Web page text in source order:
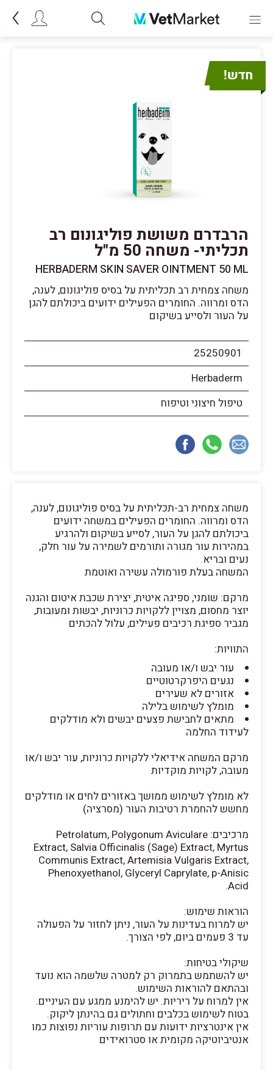
הרבדרם משושת פוליגונום רב
תכליתי- משחה 50 מ"ל
HERBADERM SKIN SAVER OINTMENT 50 ML
משחה צמחית רב תכליתית על בסיס פוליגונום, לענה,
הדס ומרווה. החומרים הפעילים ידועים ביכולתם להגן
על העור ולסייע בשיקום
25250901
Herbaderm
טיפול חיצוני וטיפוח
משחה צמחית רב-תכליתית על בסיס פוליגונום, לענה,
הדס ומרווה. החומרים הפעילים במשחה ידועים
ביכולתם להגן על העור, לסייע בשיקום ולהרגיע
במהירות עור מגורה ותורמים לשמירה על עור חלק,
נעים ובריא.
המשחה בעלת פורמולה עשירה ואוטמת
מרקם: שומני, ספיגה איטית, יצירת שכבת איטום והגנה
יוצר מחסום, מצויין ללקויות כרוניות, יבשות ומעובות,
מגביר ספיגת רכיבים פעילים, עלול להכתים
התוויות:
עור יבש ו/או מעובה
נגעים היפרקרטוטיים
אזורים לא שעירים
מומלץ לשימוש בלילה
מתאים לחבישת פצעים יבשים ולא מודלקים
לעידוד החלמה
מרקם המשחה אידיאלי ללקויות כרוניות, עור יבש ו/או
מעובה, לקויות מוקדיות
לא מומלץ לשימוש ממושך באזורים לחים או מודלקים
מחשש להחמרת רטיבות העור (מסרציה)
מרכיבים: Petrolatum, Polygonum Aviculare
Extract, Salvia Officinalis (Sage) Extract, Myrtus
Communis Extract, Artemisia Vulgaris Extract,
Phenoxyethanol, Glyceryl Caprylate, p-Anisic
Acid.
הוראות שימוש:
יש למרוח בעדינות על העור, ניתן לחזור על הפעולה
עד 3 פעמים ביום, לפי הצורך.
שיקולי בטיחות:
יש להשתמש בתמרוק רק למטרה שלשמה הוא נועד
ובהתאם להוראות השימוש.
אין למרוח על ריריות. יש להימנע ממגע עם העיניים.
בטוח לשימוש בכלבים וחתולים גם בהינתן ליקוק.
אין אינטרציות ידועות עם תרופות עוריות נפוצות כמו
אנטיביוטיקה מקומית או סטרואידים